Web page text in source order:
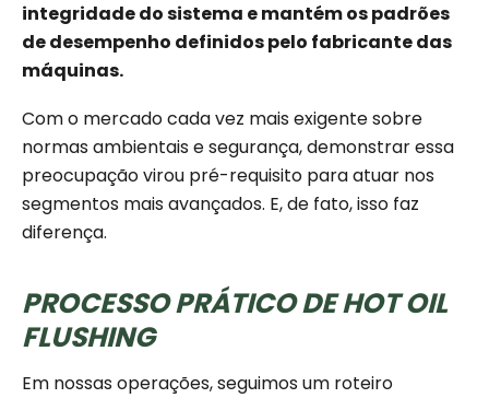
integridade do sistema e mantém os padrões
de desempenho definidos pelo fabricante das
máquinas.
Com o mercado cada vez mais exigente sobre
normas ambientais e segurança, demonstrar essa
preocupação virou pré-requisito para atuar nos
segmentos mais avançados. E, de fato, isso faz
diferença.
PROCESSO PRÁTICO DE HOT OIL
FLUSHING
Em nossas operações, seguimos um roteiro